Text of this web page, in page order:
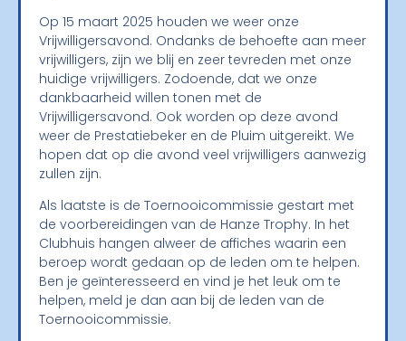
Op 15 maart 2025 houden we weer onze
Vrijwilligersavond. Ondanks de behoefte aan meer
vrijwilligers, zijn we blij en zeer tevreden met onze
huidige vrijwilligers. Zodoende, dat we onze
dankbaarheid willen tonen met de
Vrijwilligersavond. Ook worden op deze avond
weer de Prestatiebeker en de Pluim uitgereikt. We
hopen dat op die avond veel vrijwilligers aanwezig
zullen zijn.
Als laatste is de Toernooicommissie gestart met
de voorbereidingen van de Hanze Trophy. In het
Clubhuis hangen alweer de affiches waarin een
beroep wordt gedaan op de leden om te helpen.
Ben je geïnteresseerd en vind je het leuk om te
helpen, meld je dan aan bij de leden van de
Toernooicommissie.